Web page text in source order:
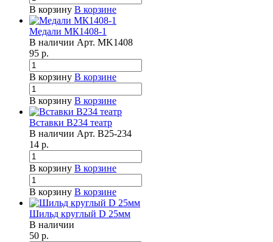
В корзину В корзине
Медали МК1408-1
В наличии Арт. MK1408
95 р.
В корзину В корзине
В корзину В корзине
Вставки B234 театр
В наличии Арт. B25-234
14 р.
В корзину В корзине
В корзину В корзине
Шильд круглый D 25мм
В наличии
50 р.